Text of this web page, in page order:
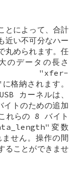
とによって、合計
近い不可分なハー
丸められます。任
のデータの長さ
"xfer-
格納されます。
カーネルは、
トのための追加
れらの 8 バイト
変数
せん。操作の間
ることができませ